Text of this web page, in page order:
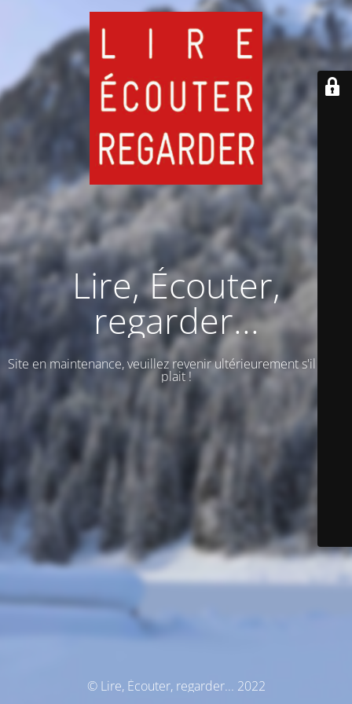
Lire, Écouter,
regarder...
Site en maintenance, veuillez revenir ultérieurement s'il vous
plait !
© Lire, Écouter, regarder... 2022